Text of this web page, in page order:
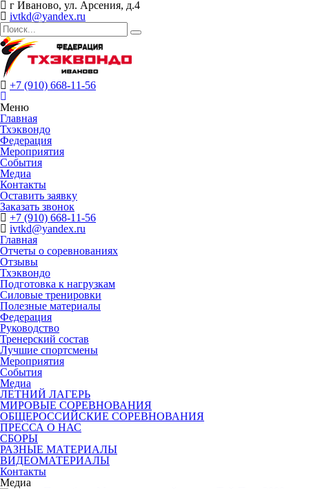
г Иваново, ул. Арсения, д.4
ivtkd@yandex.ru
+7 (910) 668-11-56
Меню
Главная
Тхэквондо
Федерация
Мероприятия
События
Медиа
Контакты
Оставить заявку
Заказать звонок
+7 (910) 668-11-56
ivtkd@yandex.ru
Главная
Отчеты о соревнованиях
Отзывы
Тхэквондо
Подготовка к нагрузкам
Силовые тренировки
Полезные материалы
Федерация
Руководство
Тренерский состав
Лучшие спортсмены
Мероприятия
События
Медиа
ЛЕТНИЙ ЛАГЕРЬ
МИРОВЫЕ СОРЕВНОВАНИЯ
ОБЩЕРОССИЙСКИЕ СОРЕВНОВАНИЯ
ПРЕССА О НАС
СБОРЫ
РАЗНЫЕ МАТЕРИАЛЫ
ВИДЕОМАТЕРИАЛЫ
Контакты
Медиа